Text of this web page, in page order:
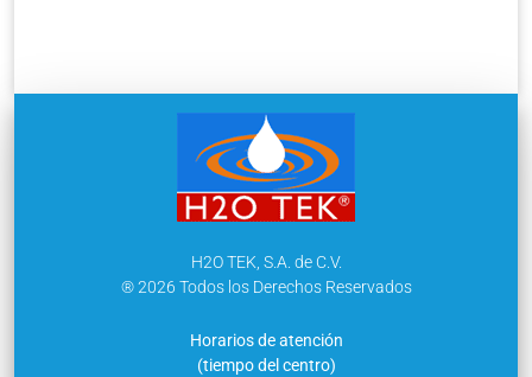
H2O TEK, S.A. de C.V.
® 2026 Todos los Derechos Reservados
Horarios de atención
(tiempo del centro)